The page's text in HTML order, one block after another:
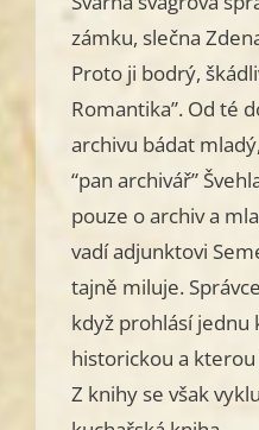
zámku, slečna
Proto ji bodrý,
Romantika”. Od té
archivu bádat
“pan archivář”
pouze o archiv a
vadí adjunktovi
tajně miluje.
když prohlásí jednu
historickou a
Z knihy se však